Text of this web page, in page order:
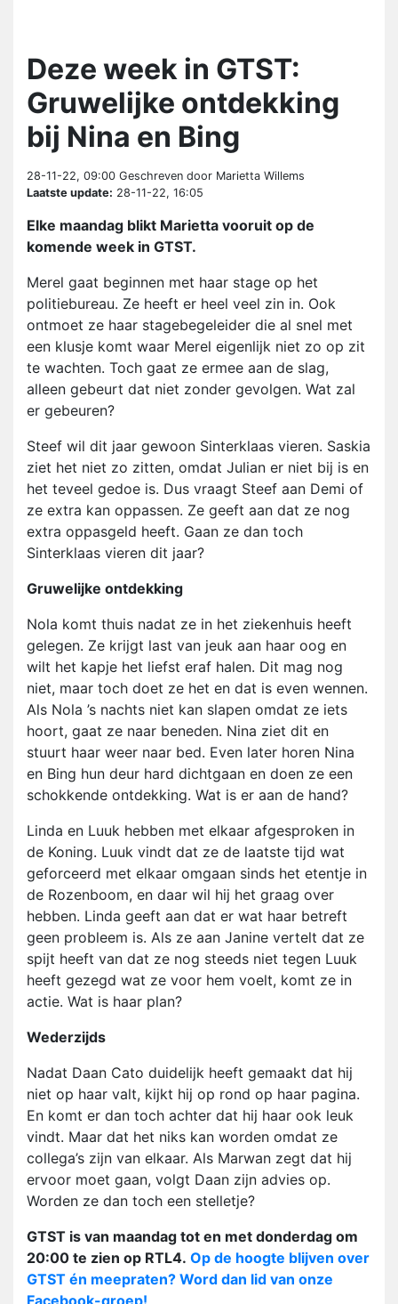
Deze week in GTST:
Gruwelijke ontdekking
bij Nina en Bing
28-11-22, 09:00 Geschreven door Marietta Willems
Laatste update: 28-11-22, 16:05
Elke maandag blikt Marietta vooruit op de
komende week in GTST.
Merel gaat beginnen met haar stage op het
politiebureau. Ze heeft er heel veel zin in. Ook
ontmoet ze haar stagebegeleider die al snel met
een klusje komt waar Merel eigenlijk niet zo op zit
te wachten. Toch gaat ze ermee aan de slag,
alleen gebeurt dat niet zonder gevolgen. Wat zal
er gebeuren?
Steef wil dit jaar gewoon Sinterklaas vieren. Saskia
ziet het niet zo zitten, omdat Julian er niet bij is en
het teveel gedoe is. Dus vraagt Steef aan Demi of
ze extra kan oppassen. Ze geeft aan dat ze nog
extra oppasgeld heeft. Gaan ze dan toch
Sinterklaas vieren dit jaar?
Gruwelijke ontdekking
Nola komt thuis nadat ze in het ziekenhuis heeft
gelegen. Ze krijgt last van jeuk aan haar oog en
wilt het kapje het liefst eraf halen. Dit mag nog
niet, maar toch doet ze het en dat is even wennen.
Als Nola ’s nachts niet kan slapen omdat ze iets
hoort, gaat ze naar beneden. Nina ziet dit en
stuurt haar weer naar bed. Even later horen Nina
en Bing hun deur hard dichtgaan en doen ze een
schokkende ontdekking. Wat is er aan de hand?
Linda en Luuk hebben met elkaar afgesproken in
de Koning. Luuk vindt dat ze de laatste tijd wat
geforceerd met elkaar omgaan sinds het etentje in
de Rozenboom, en daar wil hij het graag over
hebben. Linda geeft aan dat er wat haar betreft
geen probleem is. Als ze aan Janine vertelt dat ze
spijt heeft van dat ze nog steeds niet tegen Luuk
heeft gezegd wat ze voor hem voelt, komt ze in
actie. Wat is haar plan?
Wederzijds
Nadat Daan Cato duidelijk heeft gemaakt dat hij
niet op haar valt, kijkt hij op rond op haar pagina.
En komt er dan toch achter dat hij haar ook leuk
vindt. Maar dat het niks kan worden omdat ze
collega’s zijn van elkaar. Als Marwan zegt dat hij
ervoor moet gaan, volgt Daan zijn advies op.
Worden ze dan toch een stelletje?
GTST is van maandag tot en met donderdag om
20:00 te zien op RTL4. Op de hoogte blijven over
GTST én meepraten? Word dan lid van onze